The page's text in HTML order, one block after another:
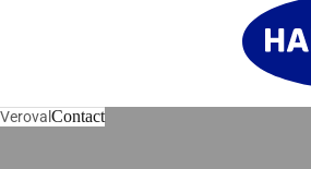
Veroval Contact